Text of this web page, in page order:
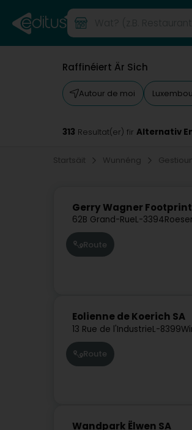
Raffinéiert Är Sich
Autour de moi
313 Resultat(er) fir Alternativ
Startsäit Wunnéng
Gerry Wagner
62B Grand-RueL-3394
Route
Eolienne de Koerich SA
13 Rue de l'IndustrieL-8399
Route
Wandpark Ëlwen SA